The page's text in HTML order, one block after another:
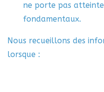
ne porte pas
fondamentaux.
Nous recueillons des
lorsque :